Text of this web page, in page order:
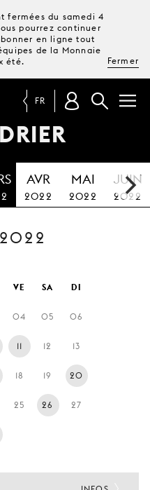
fermées du samedi 4
pourrez continuer
en ligne tout
de la Monnaie
été.
Fermer
PROGRAMME
MAGAZINE
TICKETS &
ABONNEMENTS
VISITE
PUBLIC
LA
MONNAIE
NOUS
SOUTENIR
FR
AVR
2022
MAI
2022
JUIN
2022
VE SA DI
04 05 06
11 12 13
18 19 20
25 26 27